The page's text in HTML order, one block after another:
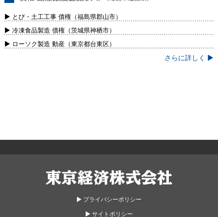
新）
▶ とび・土工工事 債権（福島県郡山市）
▶ 冷凍食品製造 債権（茨城県神栖市）
▶ ローソク製造 動産（東京都台東区）
さらに詳しく ▶
▶︎ プライバシーポリシー
▶︎ サイトポリシー